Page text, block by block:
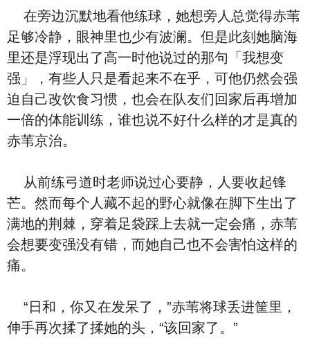
在旁边沉默地看他练球，她想旁人总觉得赤苇
足够冷静，眼神里也少有波澜。但是此刻她脑海
里还是浮现出了高一时他说过的那句「我想变
强」，有些人只是看起来不在乎，可他仍然会强
迫自己改饮食习惯，也会在队友们回家后再增加
一倍的体能训练，谁也说不好什么样的才是真的
赤苇京治。
从前练弓道时老师说过心要静，人要收起锋
芒。然而每个人藏不起的野心就像在脚下生出了
满地的荆棘，穿着足袋踩上去就一定会痛，赤苇
会想要变强没有错，而她自己也不会害怕这样的
痛。
“日和，你又在发呆了，”赤苇将球丢进筐里，
伸手再次揉了揉她的头，“该回家了。”